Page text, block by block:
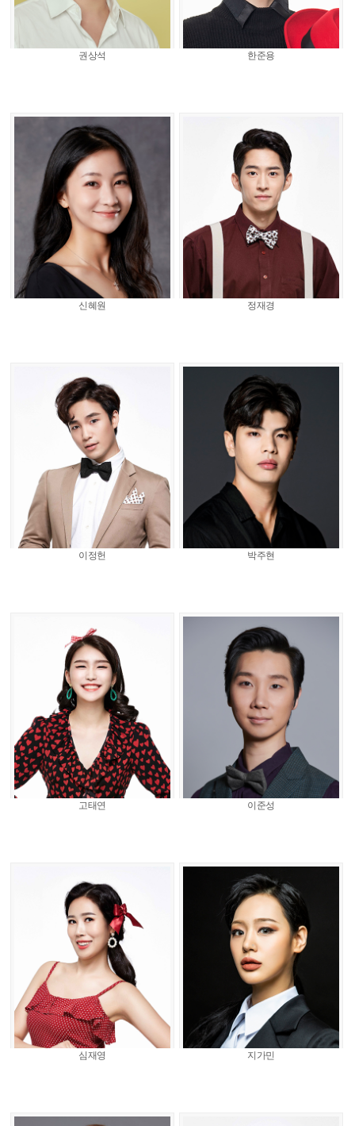
권상석 한준용
신혜원 정재경
이정헌 박주현
고태연 이준성
심재영 지가민